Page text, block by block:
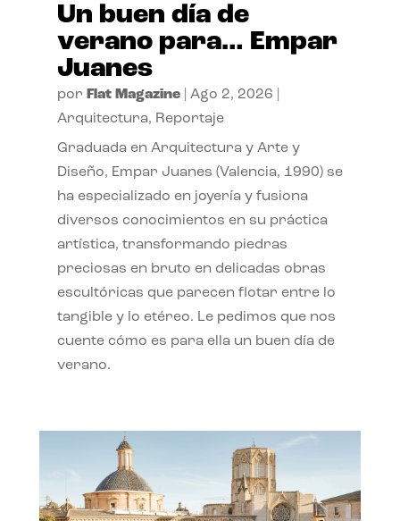
Un buen día de
verano para… Empar
Juanes
por Flat Magazine| Ago 2, 2026
Arquitectura, Reportaje
Graduada en Arquitectura y Arte y
Diseño, Empar Juanes (Valencia, 1990) se
ha especializado en joyería y fusiona
diversos conocimientos en su práctica
artística, transformando piedras
preciosas en bruto en delicadas obras
escultóricas que parecen flotar entre lo
tangible y lo etéreo. Le pedimos que nos
cuente cómo es para ella un buen día de
verano.